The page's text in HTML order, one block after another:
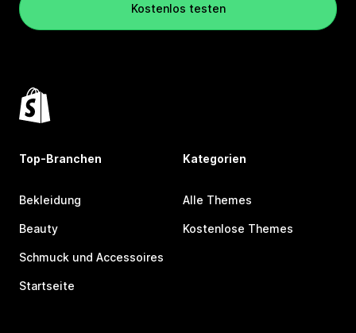
Kostenlos testen
Top-Branchen
Bekleidung
Beauty
Schmuck und Accessoires
Startseite
Kategorien
Alle Themes
Kostenlose Themes